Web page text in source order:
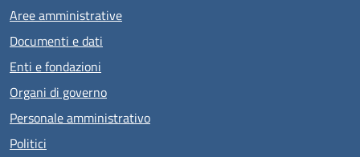
Aree amministrative
Documenti e dati
Enti e fondazioni
Organi di governo
Personale amministrativo
Politici